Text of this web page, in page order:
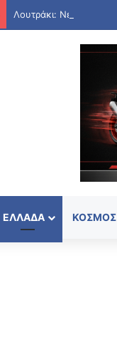
ΕΛΛΆΔΑ ΚΌΣΜΟΣ